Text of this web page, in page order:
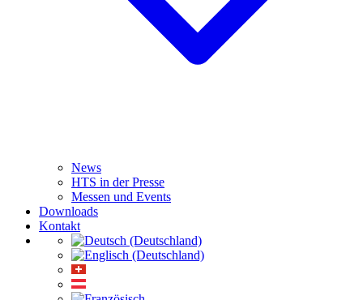
News
HTS in der Presse
Messen und Events
Downloads
Kontakt